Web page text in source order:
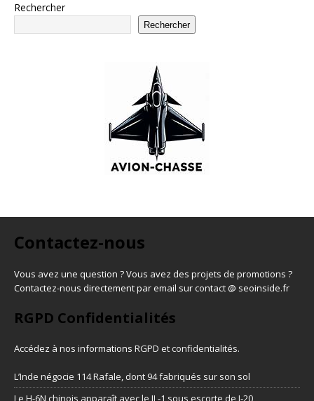
Rechercher
Rechercher
Contactez-nous
Vous avez une question ? Vous avez des projets de promotions ?
Contactez-nous directement par email sur contact @ seoinside.fr
RGPD Confidentialités
Accédez à nos informations RGPD et confidentialités.
L’Inde négocie 114 Rafale, dont 94 fabriqués sur son sol
Le H-6N chinois apparaît avec le JL-1 sous escorte de J-20